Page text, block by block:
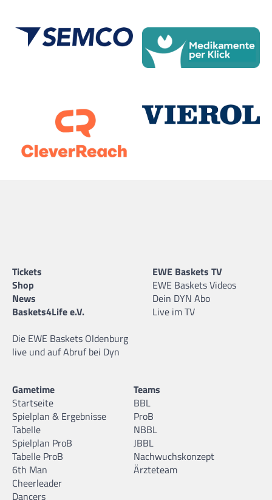
Tickets
Shop
News
Baskets4Life e.V.
Die EWE Baskets Oldenburg
live und auf Abruf bei Dyn
EWE Baskets TV
EWE Baskets Videos
Dein DYN Abo
Live im TV
Gametime
Startseite
Spielplan & Ergebnisse
Tabelle
Spielplan ProB
Tabelle ProB
6th Man
Cheerleader
Dancers
Teams
BBL
ProB
NBBL
JBBL
Nachwuchskonzept
Ärzteteam